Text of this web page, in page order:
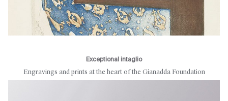
Exceptional intaglio
Engravings and prints at the heart of the Gianadda Foundation